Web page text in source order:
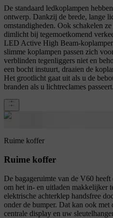
De standaard ledkoplampen
ontwerp. Dankzij de brede, lange
omstandigheden. Ook schakelen
dimlicht bij tegemoetkomend
LED Active High Beam-
slimme koplampen passen zich
verblinden tegenliggers niet en
een bocht instuurt, draaien de
Het grootlicht gaat uit als u de
branden als u lichtreclames passeert.
Ruime koffer
Ruime koffer
De bagageruimte van de V60
om het in- en uitladen makkelijker
elektrische achterklep handsfree
onder de bumper. Dat kan ook
centrale display en uw